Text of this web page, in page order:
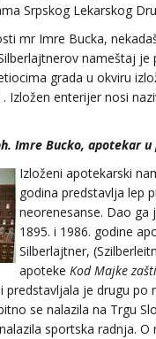
Srpskog Lekarskog
mr Imre Bucka,
nameštaj je
grada u okviru
. Izložen enterijer nosi
Imre Bucko, apotekar u
Izloženi apotekarski
godina predstavlja lep
neorenesanse. Dao ga
1895. i 1986. godine
Silberlajtner,
apoteke Kod Majke
predstavljala je drugu po
se nalazila na Trgu
sportska radnja.